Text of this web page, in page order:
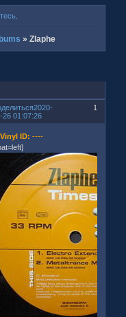
.
»Zlaphe
1
2020-
26 01:07:26
ID: ----